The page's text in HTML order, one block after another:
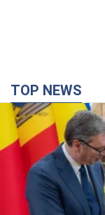
TOP NEWS